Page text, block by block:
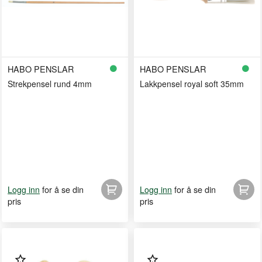
HABO PENSLAR
Strekpensel rund 4mm
Logg inn for å se din
pris
HABO PENSLAR
Lakkpensel royal soft 35mm
Logg inn for å se din
pris